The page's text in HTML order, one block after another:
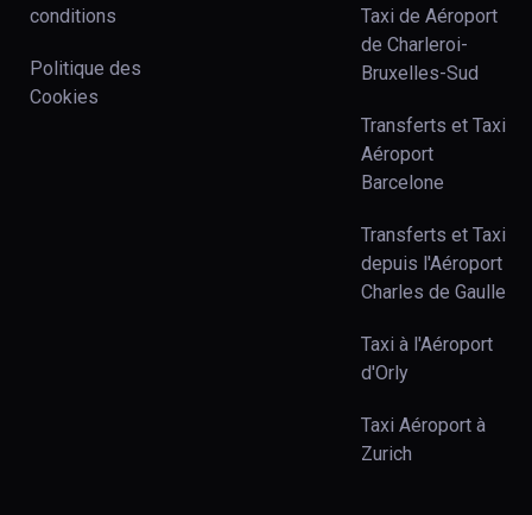
conditions
Politique des
Cookies
Taxi de Aéroport
de Charleroi-
Bruxelles-Sud
Transferts et Taxi
Aéroport
Barcelone
Transferts et Taxi
depuis l'Aéroport
Charles de Gaulle
Taxi à l'Aéroport
d'Orly
Taxi Aéroport à
Zurich